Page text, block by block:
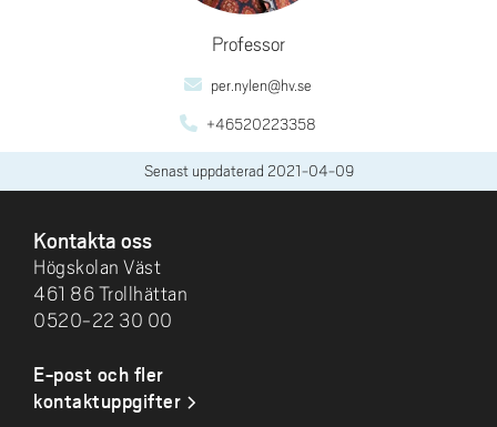
Professor
per.nylen@hv.se
+46520223358
Senast uppdaterad 2021-04-09
Kontakta oss
Högskolan Väst
461 86 Trollhättan
0520-22 30 00
E-post och fler
kontaktuppgifter